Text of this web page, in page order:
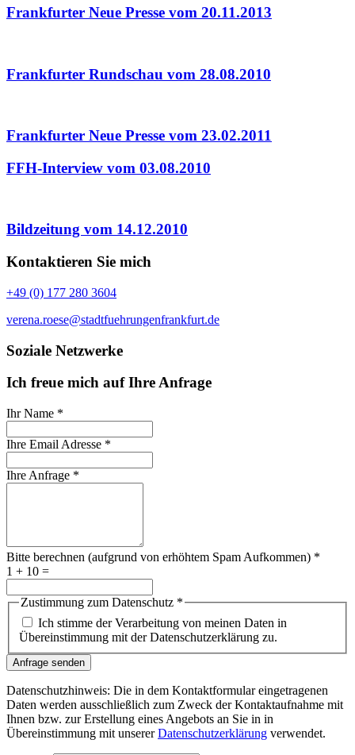
Frankfurter Neue Presse vom 20.11.2013
Frankfurter Rundschau vom 28.08.2010
Frankfurter Neue Presse vom 23.02.2011
FFH-Interview vom 03.08.2010
Bildzeitung vom 14.12.2010
Kontaktieren Sie mich
+49 (0) 177 280 3604
verena.roese@stadtfuehrungenfrankfurt.de
Soziale Netzwerke
Ich freue mich auf Ihre Anfrage
Ihr Name *
Ihre Email Adresse *
Ihre Anfrage *
Bitte berechnen (aufgrund von erhöhtem Spam Aufkommen) *
1 + 10 =
Zustimmung zum Datenschutz *
Ich stimme der Verarbeitung von meinen Daten in
Übereinstimmung mit der Datenschutzerklärung zu.
Anfrage senden
Datenschutzhinweis: Die in dem Kontaktformular eingetragenen
Daten werden ausschließlich zum Zweck der Kontaktaufnahme mit
Ihnen bzw. zur Erstellung eines Angebots an Sie in in
Übereinstimmung mit unsererDatenschutzerklärung verwendet.